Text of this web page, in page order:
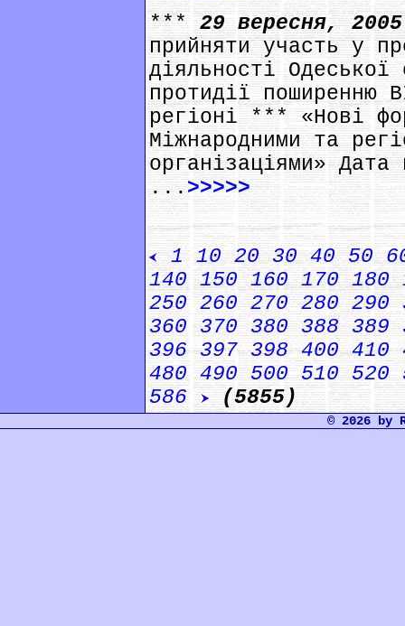
***29 вересня,
прийняти участь у
діяльності Одеської
протидії поширенню
регіоні *** «Нові
Міжнародними та
організаціями»
...>>>>>
1 10 20 30 40 50
140 150 160 170 180
250 260 270 280 290
360 370 380 388 389
396 397 398 400 410
480 490 500 510 520
586
(5855)
© 2026 by